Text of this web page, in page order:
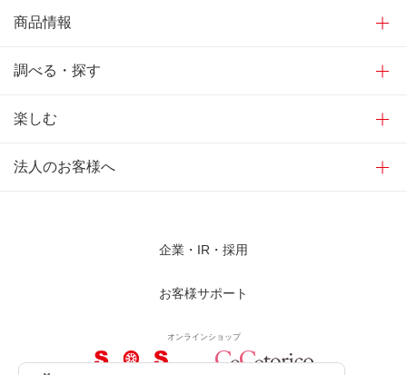
商品情報
調べる・探す
楽しむ
法人のお客様へ
企業・IR・採用
お客様サポート
オンラインショップ